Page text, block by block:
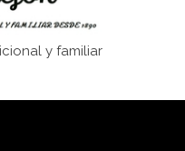
y familiar